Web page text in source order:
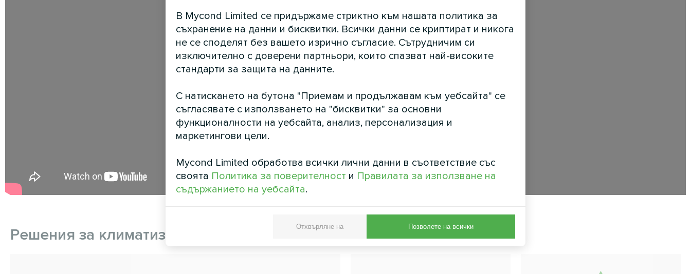
Решения за климатизация "до ключ" от Mysond
В Mycond Limited се придържаме стриктно към нашата политика за
съхранение на данни и бисквитки. Всички данни се криптират и никога
не се споделят без вашето изрично съгласие. Сътрудничим си
изключително с доверени партньори, които спазват най-високите
стандарти за защита на данните.
С натискането на бутона "Приемам и продължавам към уебсайта" се
съгласявате с използването на "бисквитки" за основни
функционалности на уебсайта, анализ, персонализация и
маркетингови цели.
Mycond Limited обработва всички лични данни в съответствие със
своята Политика за поверителност и Правилата за използване на
съдържанието на уебсайта.
Отхвърляне на Позволете на всички